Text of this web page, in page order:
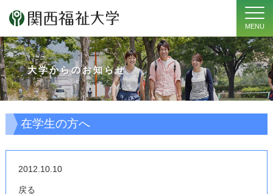
MENU
大学からのお知らせ
在学生の方へ
2012.10.10
戻る